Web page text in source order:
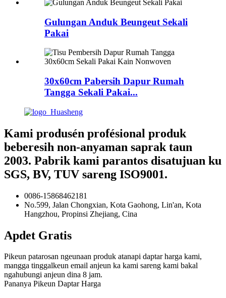
Gulungan Anduk Beungeut Sekali
Pakai
30x60cm Pabersih Dapur Rumah
Tangga Sekali Pakai...
Kami produsén profésional produk
beberesih non-anyaman saprak taun
2003. Pabrik kami parantos disatujuan ku
SGS, BV, TUV sareng ISO9001.
0086-15868462181
No.599, Jalan Chongxian, Kota Gaohong, Lin'an, Kota
Hangzhou, Propinsi Zhejiang, Cina
Apdet Gratis
Pikeun patarosan ngeunaan produk atanapi daptar harga kami,
mangga tinggalkeun email anjeun ka kami sareng kami bakal
ngahubungi anjeun dina 8 jam.
Pananya Pikeun Daptar Harga